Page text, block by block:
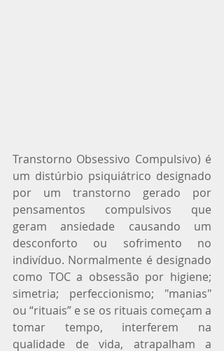
Transtorno Obsessivo Compulsivo) é
um distúrbio psiquiátrico designado
por um transtorno gerado por
pensamentos compulsivos que
geram ansiedade causando um
desconforto ou sofrimento no
indivíduo. Normalmente é designado
como TOC a obsessão por higiene;
simetria; perfeccionismo; "manias"
ou “rituais” e se os rituais começam a
tomar tempo, interferem na
qualidade de vida, atrapalham a